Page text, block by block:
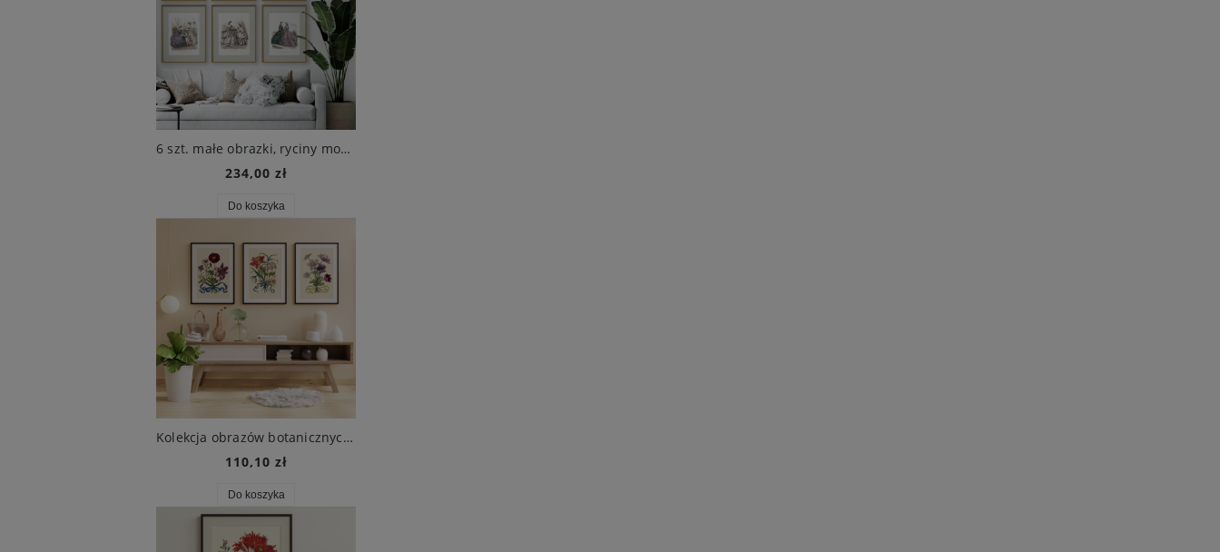
6 szt. małe obrazki, ryciny modowe, XIX w., Beilage zur Victoria
234,00 zł
Do koszyka
Kolekcja obrazów botanicznych, 1680 r.
110,10 zł
Do koszyka